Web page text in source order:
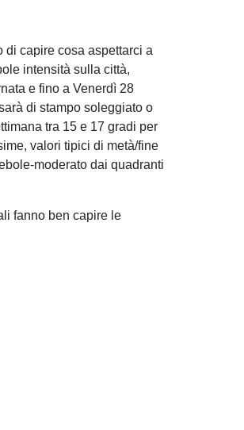
di capire cosa aspettarci a
intensità sulla città,
e fino a Venerdì 28
di stampo soleggiato o
tra 15 e 17 gradi per
valori tipici di metà/fine
moderato dai quadranti
fanno ben capire le